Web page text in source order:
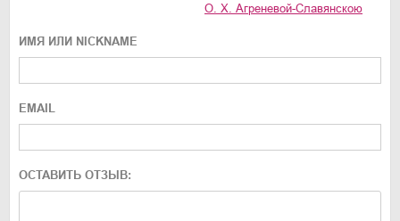
О. Х. Агреневой-Славянскою
ИМЯ ИЛИ NICKNAME
EMAIL
ОСТАВИТЬ ОТЗЫВ: